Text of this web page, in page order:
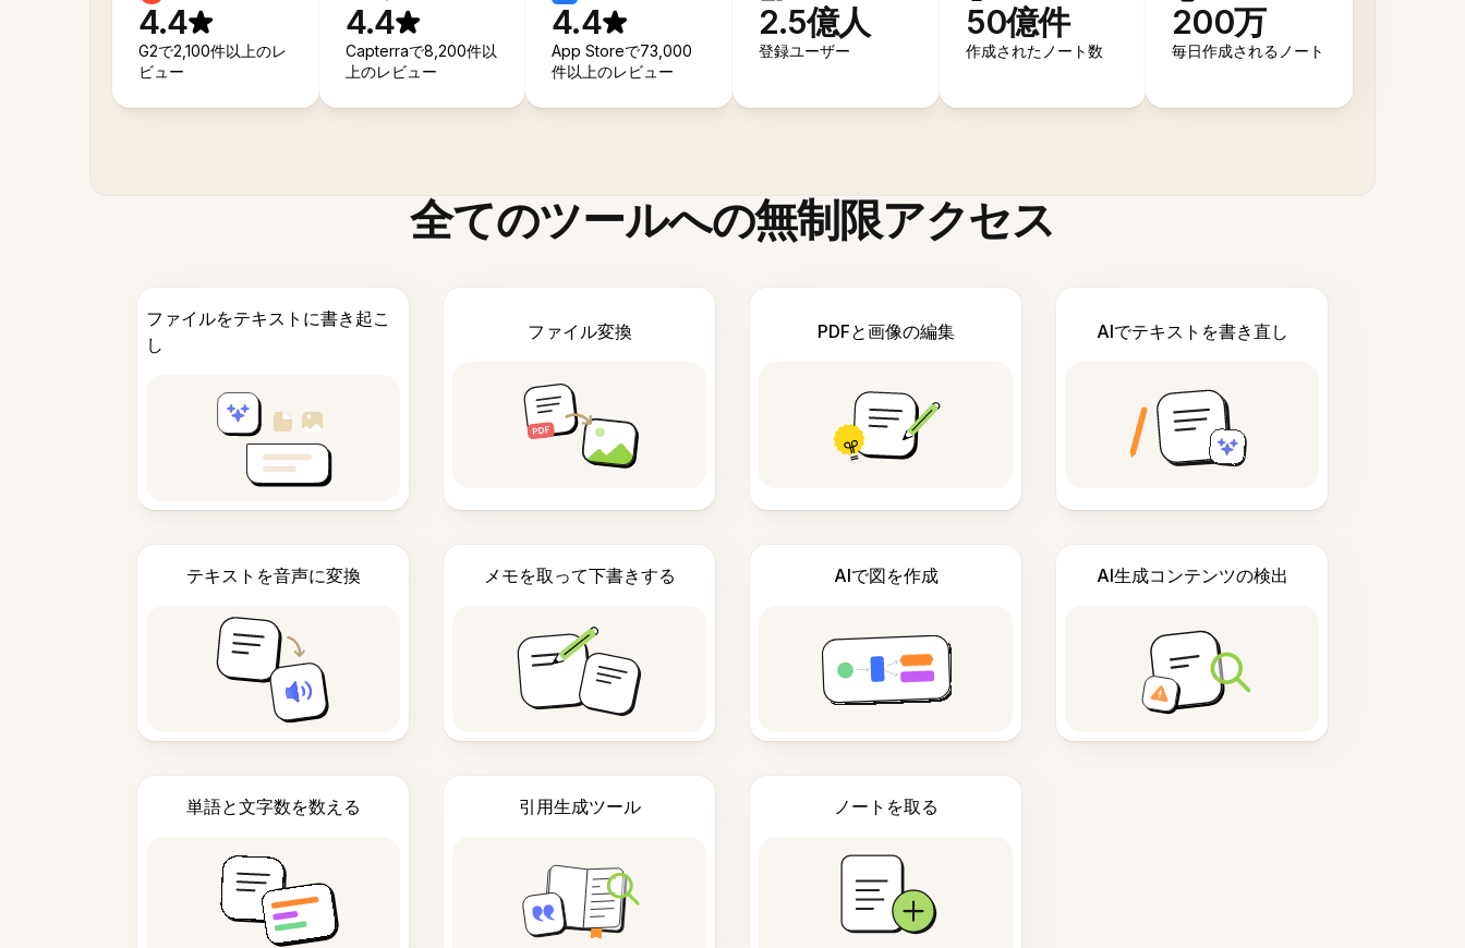
4.4
G2で2,100件以上のレ
ビュー
4.4
Capterraで8,200件以
上のレビュー
4.4
App Storeで73,000
件以上のレビュー
2.5億人
登録ユーザー
50億件
作成されたノート数
200万
毎日作成されるノート
全てのツールへの無制限アクセス
ファイルをテキストに書き起こ
し
ファイル変換 PDFと画像の編集 AIでテキストを書き直し
テキストを音声に変換 メモを取って下書きする AIで図を作成 AI生成コンテンツの検出
単語と文字数を数える 引用生成ツール ノートを取る